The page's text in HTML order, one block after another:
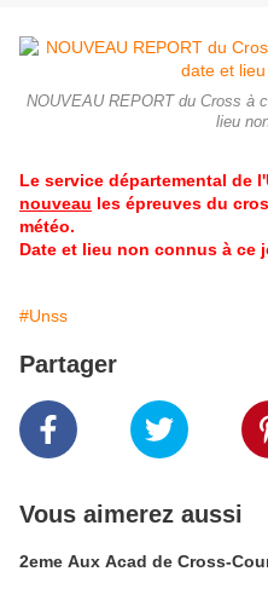
NOUVEAU REPORT du Cross à
lieu
Le service départemental de
nouveau les épreuves du
météo.
Date et lieu non connus à ce
#Unss
Partager
Vous aimerez aussi
2eme Aux Acad de Cross-